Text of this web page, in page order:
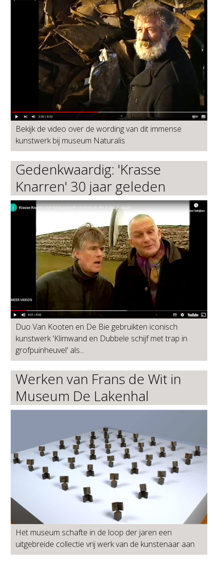
Bekijk de video over de wording van dit immense
kunstwerk bij museum Naturalis
Gedenkwaardig: 'Krasse
Knarren' 30 jaar geleden
Duo Van Kooten en De Bie gebruikten iconisch
kunstwerk 'Klimwand en Dubbele schijf met trap in
grofpuinheuvel' als...
Werken van Frans de Wit in
Museum De Lakenhal
Het museum schafte in de loop der jaren een
uitgebreide collectie vrij werk van de kunstenaar aan